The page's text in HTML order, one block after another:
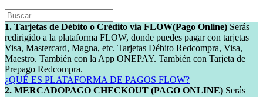
1. Tarjetas de Débito o Crédito via FLOW(Pago Online) Serás
redirigido a la plataforma FLOW, donde puedes pagar con tarjetas
Visa, Mastercard, Magna, etc. Tarjetas Débito Redcompra, Visa,
Maestro. También con la App ONEPAY. También con Tarjeta de
Prepago Redcompra.
¿QUÉ ES PLATAFORMA DE PAGOS FLOW?
2. MERCADOPAGO CHECKOUT (PAGO ONLINE) Serás